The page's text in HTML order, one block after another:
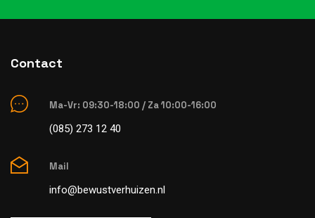
Contact
Ma-Vr: 09:30-18:00 / Za 10:00-16:00
(085) 273 12 40
Mail
info@bewustverhuizen.nl